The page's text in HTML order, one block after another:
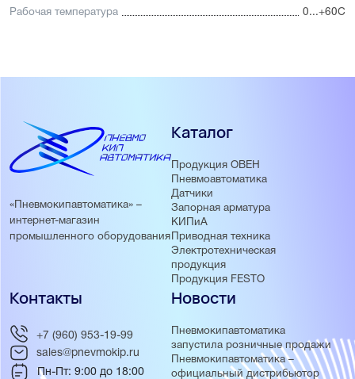
Рабочая температура 0...+60С
«Пневмокипавтоматика» –
интернет-магазин
промышленного оборудования
Каталог
Продукция ОВЕН
Пневмоавтоматика
Датчики
Запорная арматура
КИПиА
Приводная техника
Электротехническая
продукция
Продукция FESTO
Новости
Пневмокипавтоматика
запустила розничные продажи
Пневмокипавтоматика –
официальный дистрибьютор
Контакты
+7 (960) 953-19-99
sales@pnevmokip.ru
Пн-Пт: 9:00 до 18:00